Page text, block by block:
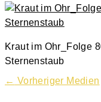
Kraut im Ohr_Folge
Sternenstaub
← Vorheriger Medien